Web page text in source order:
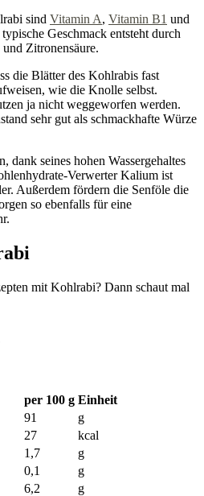
sind Vitamin A, Vitamin B1 und
Geschmack entsteht durch
Zitronensäure.
die Blätter des Kohlrabis fast
wie die Knolle selbst.
ja nicht weggeworfen werden.
sehr gut als schmackhafte Würze
dank seines hohen Wassergehaltes
Verwerter Kalium ist
Außerdem fördern die Senföle die
so ebenfalls für eine
mit Kohlrabi? Dann schaut mal
per 100 g Einheit
91
g
27
kcal
1,7
g
0,1
g
6,2
g